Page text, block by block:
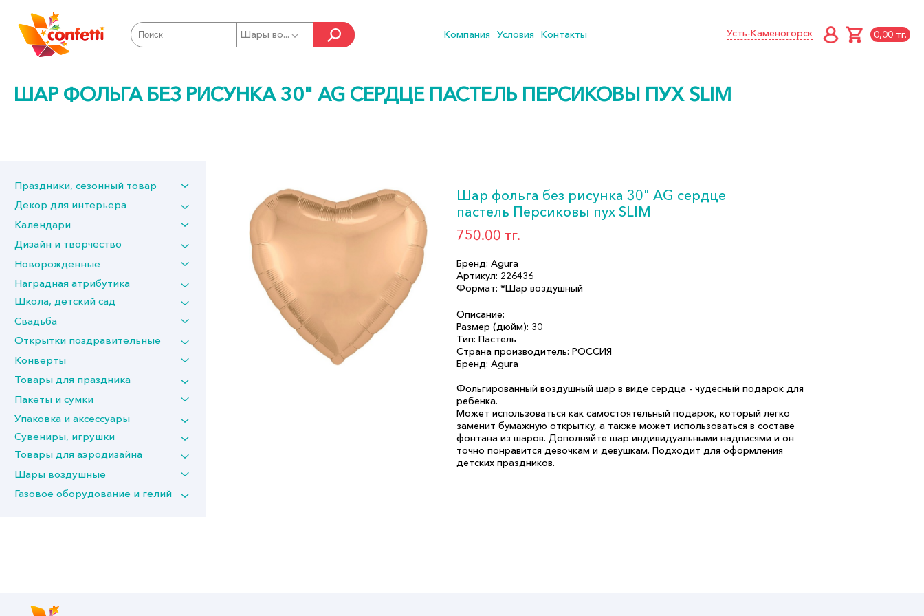
Шары во... Компания Условия Контакты Усть-Каменогорск 0,00 тг.
ШАР ФОЛЬГА БЕЗ РИСУНКА 30" AG СЕРДЦЕ ПАСТЕЛЬ ПЕРСИКОВЫ ПУХ SLIM
Праздники, сезонный товар
Декор для интерьера
Календари
Дизайн и творчество
Новорожденные
Наградная атрибутика
Школа, детский сад
Свадьба
Открытки поздравительные
Конверты
Товары для праздника
Пакеты и сумки
Упаковка и аксессуары
Сувениры, игрушки
Товары для аэродизайна
Шары воздушные
Газовое оборудование и гелий
Шар фольга без рисунка 30" AG сердце
пастель Персиковы пух SLIM
750.00 тг.
Бренд: Agura
Артикул: 226436
Формат: *Шар воздушный
Описание:
Размер (дюйм): 30
Тип: Пастель
Страна производитель: РОССИЯ
Бренд: Agura
Фольгированный воздушный шар в виде сердца - чудесный подарок для
ребенка.
Может использоваться как самостоятельный подарок, который легко
заменит бумажную открытку, а также может использоваться в составе
фонтана из шаров. Дополняйте шар индивидуальными надписями и он
точно понравится девочкам и девушкам. Подходит для оформления
детских праздников.